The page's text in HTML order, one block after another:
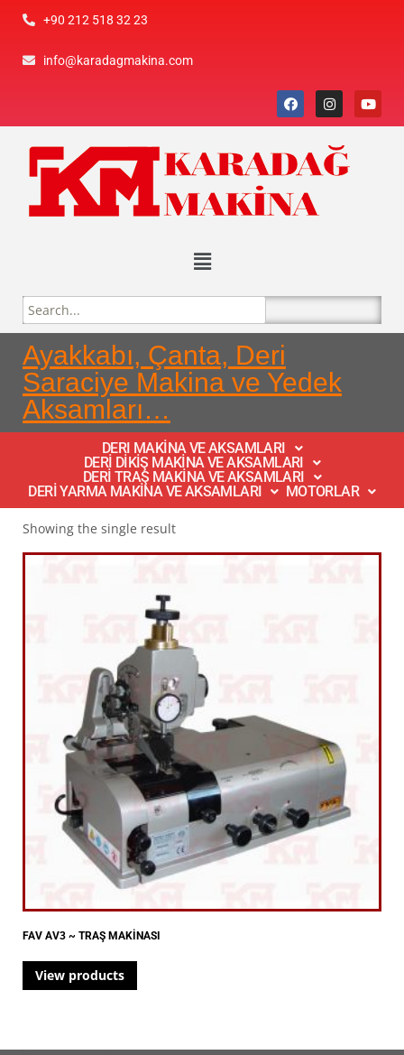
+90 212 518 32 23
info@karadagmakina.com
Ayakkabı, Çanta, Deri
Saraciye Makina ve Yedek
Aksamları…
DERI MAKİNA VE AKSAMLARI
DERİ DİKİŞ MAKİNA VE AKSAMLARI
DERİ TRAŞ MAKİNA VE AKSAMLARI
DERİ YARMA MAKİNA VE AKSAMLARI
MOTORLAR
Showing the single result
FAV AV3 ~ TRAŞ MAKİNASI
View products